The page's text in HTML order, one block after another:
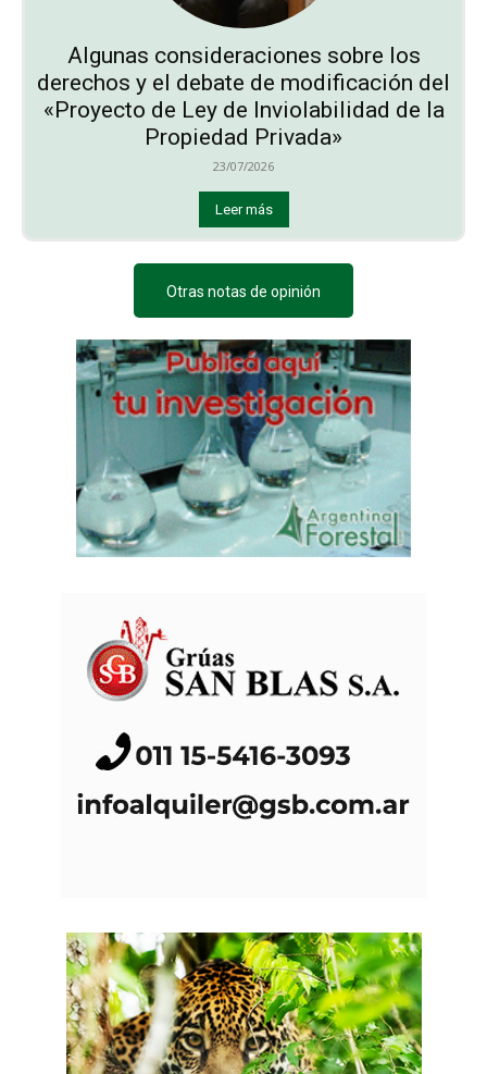
Algunas consideraciones sobre los
derechos y el debate de modificación del
«Proyecto de Ley de Inviolabilidad de la
Propiedad Privada»
23/07/2026
Leer más
Otras notas de opinión